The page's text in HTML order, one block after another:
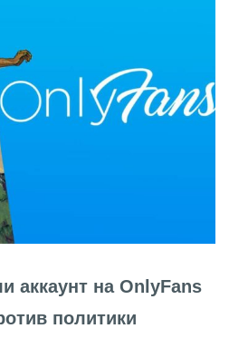
аккаунт на OnlyFans
политики